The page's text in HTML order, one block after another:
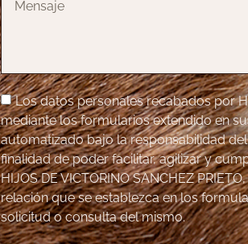
Los datos personales recabados por
mediante los formularios extendido en
automatizado bajo la responsabilidad
finalidad de poder facilitar, agilizar y
HIJOS DE VICTORINO SANCHEZ
relación que se establezca en los
solicitud o consulta del mismo.